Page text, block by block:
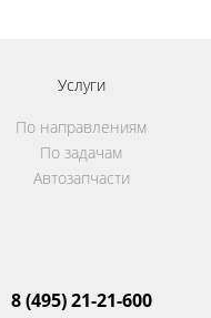
Услуги
По направлениям
По задачам
Автозапчасти
8 (495) 21-21-600